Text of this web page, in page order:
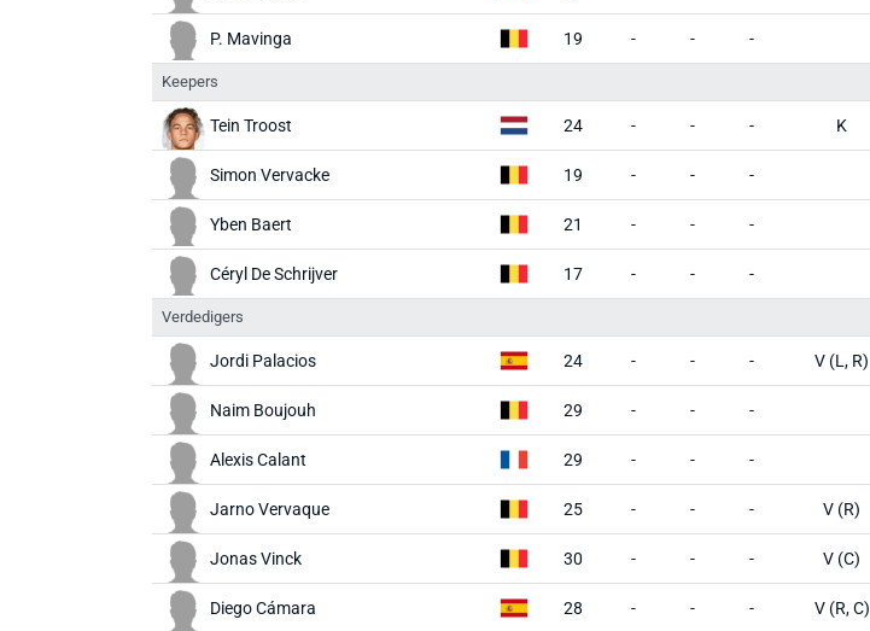
P. Mavinga 19 - - -
Keepers
Tein Troost 24 - - - K
Simon Vervacke 19 - - -
Yben Baert 21 - - -
Céryl De Schrijver 17 - - -
Verdedigers
Jordi Palacios 24 - - - V (L, R)
Naim Boujouh 29 - - -
Alexis Calant 29 - - -
Jarno Vervaque 25 - - - V (R)
Jonas Vinck 30 - - - V (C)
Diego Cámara 28 - - - V (R, C)